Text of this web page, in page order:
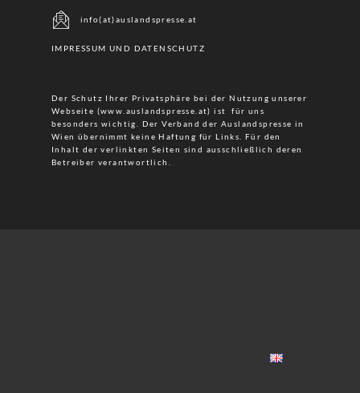
info(at)auslandspresse.at
IMPRESSUM UND DATENSCHUTZ
Der Schutz Ihrer Privatsphäre bei der Nutzung unserer
Webseite (www.auslandspresse.at) ist für uns
besonders wichtig. Der Verband der Auslandspresse in
Wien übernimmt keine Haftung für Links. Für den
Inhalt der verlinkten Seiten sind ausschließlich deren
Betreiber verantwortlich.